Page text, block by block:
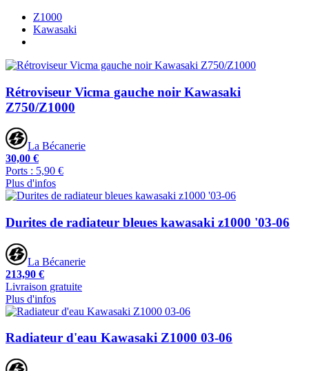
Z1000
Kawasaki
Rétroviseur Vicma gauche noir Kawasaki
Z750/Z1000
La Bécanerie
30,00 €
Ports : 5,90 €
Plus d'infos
Durites de radiateur bleues kawasaki z1000 '03-06
La Bécanerie
213,90 €
Livraison gratuite
Plus d'infos
Radiateur d'eau Kawasaki Z1000 03-06